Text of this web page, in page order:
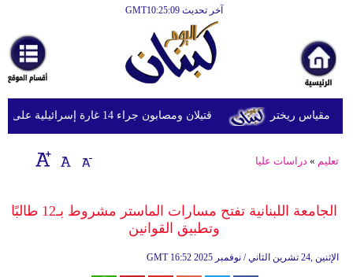
آخر تحديث GMT10:25:09
أخبارعاجلة
رياضة
ثقافة
إقتصاد
وموسيقى
قتيلان ومصابون جراء 14 غارة إسرائيلية على شرق وجنوب لبنان
تعليم » دراسات عليا
الجامعة اللبنانية تفتح مسارات الماستر مشروط بـ12 طالبًا
وتطبيق القوانين
GMT 16:52 2025 الإثنين ,24 تشرين الثاني / نوفمبر